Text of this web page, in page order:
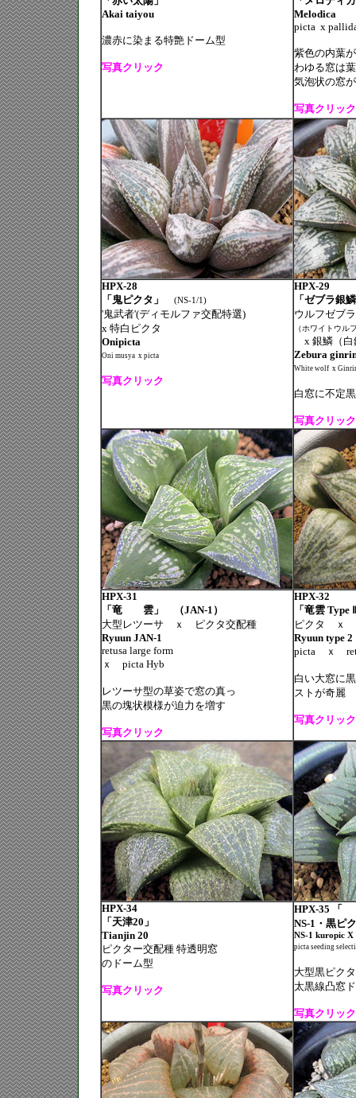
Akai taiyou
濃赤に染まる特艶ドーム型
写真クリック
Melodica
picta x
紫色の内葉
わゆる窓は
気泡状の窓
写真クリック
HPX-28
「鬼ピクタ」
(NS-1/1)
'鬼武者'(ディモルファ交配特選)
x 特白ピクタ
Onipicta
Oni musya x picta
写真クリック
HPX-29
「ゼブラ
ウルフゼブラ
（ホワイトウル
x 銀鱗（白
Zebura
White wolf x
白窓に不定
写真クリック
HPX-31
「竜 雲」 （JAN-1）
大型レツーサ ｘ ピクタ交配種
Ryuun JAN-1
retusa large form
ｘ picta Hyb
レツーサ型の草姿で窓の真っ
黒の塊状模様が迫力を増す
写真クリック
HPX-32
「竜雲 Type
ピクタ ｘ
Ryuun type 2
pictaｘ
白い大窓に
ストが奇麗
写真クリック
HPX-34
「天津20」
Tianjin 20
ピクター交配種 特透明窓
のドーム型
写真クリック
HPX-35 「
NS-1・黒ピ
NS-1 kuropic X
picta seeding
大型黒ピク
太黒線凸窓
写真クリック